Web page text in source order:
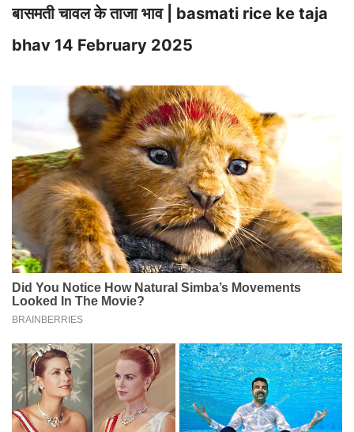
बासमती चावल के ताजा भाव | basmati rice ke taja
bhav 14 February 2025